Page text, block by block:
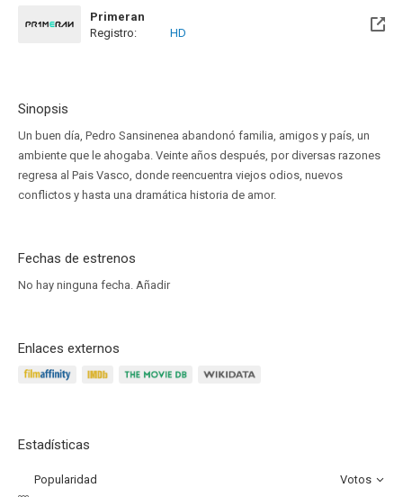
Primeran
Registro:
HD
Sinopsis
Un buen día, Pedro Sansinenea abandonó familia, amigos y país, un
ambiente que le ahogaba. Veinte años después, por diversas razones
regresa al Pais Vasco, donde reencuentra viejos odios, nuevos
conflictos y hasta una dramática historia de amor.
Fechas de estrenos
No hay ninguna fecha. Añadir
Enlaces externos
Estadísticas
Popularidad Votos